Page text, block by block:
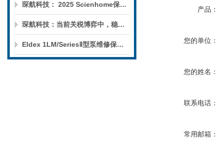
琛航科技： 2025 Scienhome保护柱年中赠送活动
琛航科技：当前关税博弈中，稳定的货源可解您燃眉之急
Eldex 1LM/SeriesⅡ型泵维修保养服务
产品：
您的单位：
您的姓名：
联系电话：
常用邮箱：